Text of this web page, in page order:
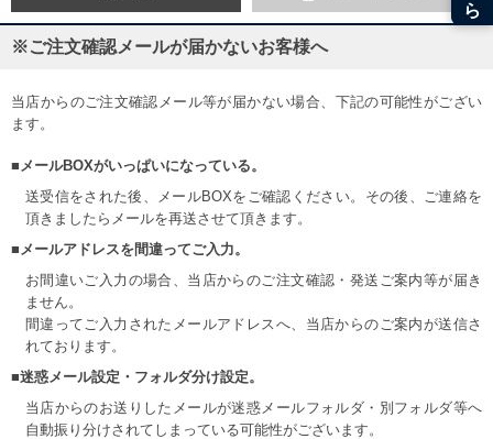
※ご注文確認メールが届かないお客様へ
当店からのご注文確認メール等が届かない場合、下記の可能性がござい
ます。
■メールBOXがいっぱいになっている。
送受信をされた後、メールBOXをご確認ください。その後、ご連絡を
頂きましたらメールを再送させて頂きます。
■メールアドレスを間違ってご入力。
お間違いご入力の場合、当店からのご注文確認・発送ご案内等が届き
ません。
間違ってご入力されたメールアドレスへ、当店からのご案内が送信さ
れております。
■迷惑メール設定・フォルダ分け設定。
当店からのお送りしたメールが迷惑メールフォルダ・別フォルダ等へ
自動振り分けされてしまっている可能性がございます。